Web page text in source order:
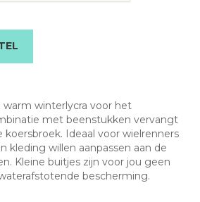
warm winterlycra voor het
met beenstukken vervangt
koersbroek. Ideaal voor wielrenners
kleding willen aanpassen aan de
Kleine buitjes zijn voor jou geen
bescherming.